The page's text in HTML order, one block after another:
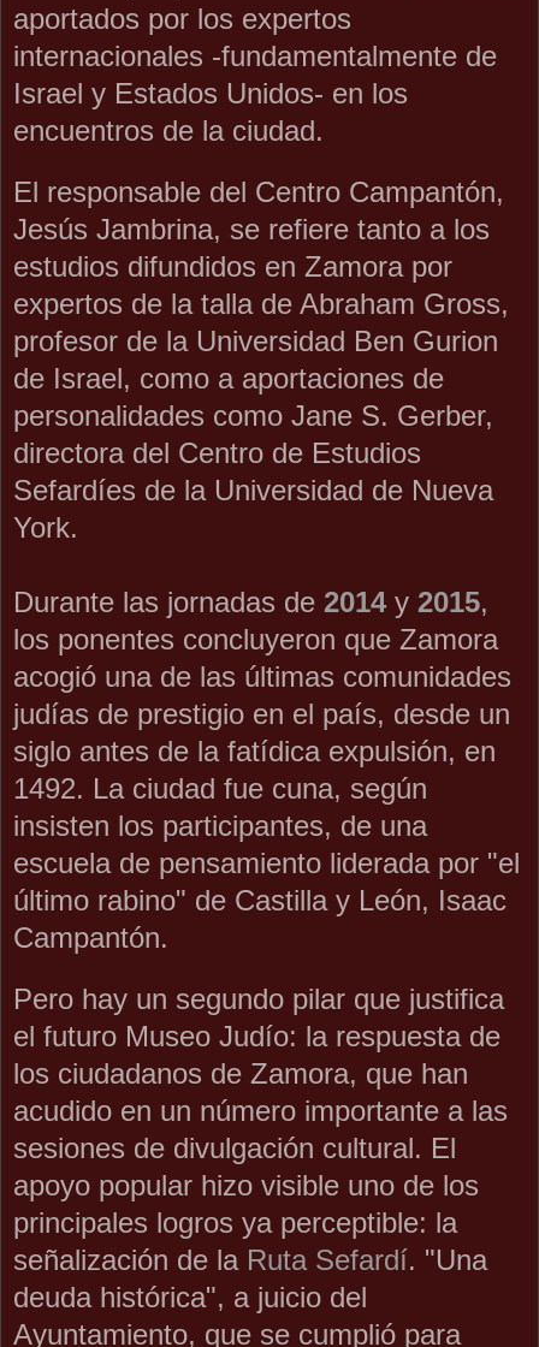
aportados por los expertos
internacionales -fundamentalmente de
Israel y Estados Unidos- en los
encuentros de la ciudad.
El responsable del Centro Campantón,
Jesús Jambrina, se refiere tanto a los
estudios difundidos en Zamora por
expertos de la talla de Abraham Gross,
profesor de la Universidad Ben Gurion
de Israel, como a aportaciones de
personalidades como Jane S. Gerber,
directora del Centro de Estudios
Sefardíes de la Universidad de Nueva
York.
Durante las jornadas de 2014y 2015,
los ponentes concluyeron que Zamora
acogió una de las últimas comunidades
judías de prestigio en el país, desde un
siglo antes de la fatídica expulsión, en
1492. La ciudad fue cuna, según
insisten los participantes, de una
escuela de pensamiento liderada por "el
último rabino" de Castilla y León, Isaac
Campantón.
Pero hay un segundo pilar que justifica
el futuro Museo Judío: la respuesta de
los ciudadanos de Zamora, que han
acudido en un número importante a las
sesiones de divulgación cultural. El
apoyo popular hizo visible uno de los
principales logros ya perceptible: la
señalización de la Ruta Sefardí. "Una
deuda histórica", a juicio del
Ayuntamiento, que se cumplió para